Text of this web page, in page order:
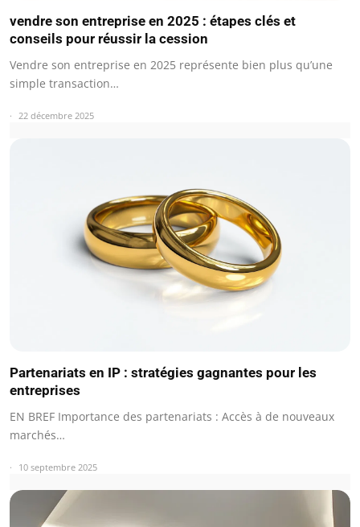
vendre son entreprise en 2025 : étapes clés et
conseils pour réussir la cession
Vendre son entreprise en 2025 représente bien plus qu’une
simple transaction…
22 décembre 2025
Partenariats en IP : stratégies gagnantes pour les
entreprises
EN BREF Importance des partenariats : Accès à de nouveaux
marchés…
10 septembre 2025